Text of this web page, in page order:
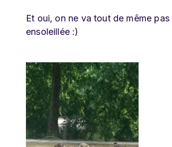
Et oui, on ne va tout de même
ensoleillée :)